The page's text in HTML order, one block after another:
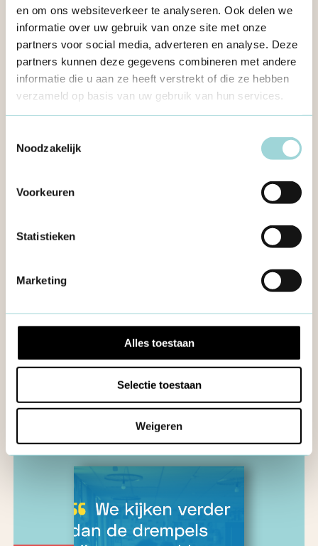
en om ons websiteverkeer te analyseren. Ook delen we
informatie over uw gebruik van onze site met onze
partners voor social media, adverteren en analyse. Deze
partners kunnen deze gegevens combineren met andere
informatie die u aan ze heeft verstrekt of die ze hebben
verzameld op basis van uw gebruik van hun services.
Noodzakelijk
Voorkeuren
Statistieken
Marketing
Alles toestaan
Selectie toestaan
Weigeren
Organiseer ecologischer met
ons magazine
DOWNLOAD PDF